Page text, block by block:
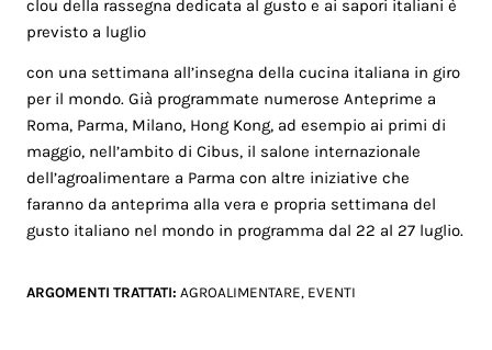
clou della rassegna dedicata al gusto e ai sapori italiani è
previsto a luglio
con una settimana all’insegna della cucina italiana in giro
per il mondo. Già programmate numerose Anteprime a
Roma, Parma, Milano, Hong Kong, ad esempio ai primi di
maggio, nell’ambito di Cibus, il salone internazionale
dell’agroalimentare a Parma con altre iniziative che
faranno da anteprima alla vera e propria settimana del
gusto italiano nel mondo in programma dal 22 al 27 luglio.
ARGOMENTI TRATTATI:AGROALIMENTARE, EVENTI